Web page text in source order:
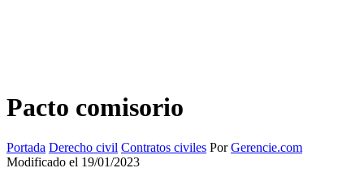
Pacto comisorio
Portada Derecho civil Contratos civiles PorGerencie.com
Modificado el 19/01/2023